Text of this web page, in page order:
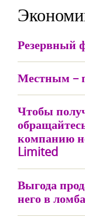
Резервный
Местным –
Чтобы
компанию
Limited
Выгода
него в